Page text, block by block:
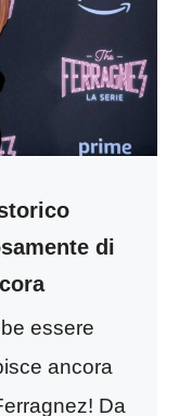
di
essere
ancora
Da